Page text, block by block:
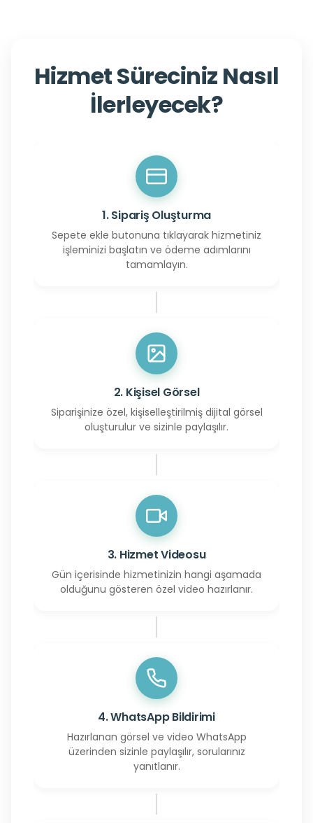
Hizmet Süreciniz Nasıl
İlerleyecek?
1. Sipariş Oluşturma
Sepete ekle butonuna tıklayarak hizmetiniz
işleminizi başlatın ve ödeme adımlarını
tamamlayın.
2. Kişisel Görsel
Siparişinize özel, kişiselleştirilmiş dijital görsel
oluşturulur ve sizinle paylaşılır.
3. Hizmet Videosu
Gün içerisinde hizmetinizin hangi aşamada
olduğunu gösteren özel video hazırlanır.
4. WhatsApp Bildirimi
Hazırlanan görsel ve video WhatsApp
üzerinden sizinle paylaşılır, sorularınız
yanıtlanır.